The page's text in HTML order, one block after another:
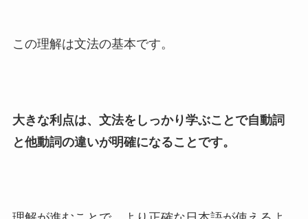
この理解は文法の基本です。
大きな利点は、文法をしっかり学ぶことで自動詞
と他動詞の違いが明確になることです。